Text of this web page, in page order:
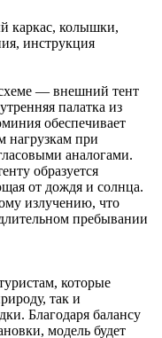
каркас, колышки,
инструкция
— внешний тент
палатка из
обеспечивает
нагрузкам при
аналогами.
образуется
от дождя и солнца.
излучению, что
пребывании
которые
так и
Благодаря балансу
модель будет